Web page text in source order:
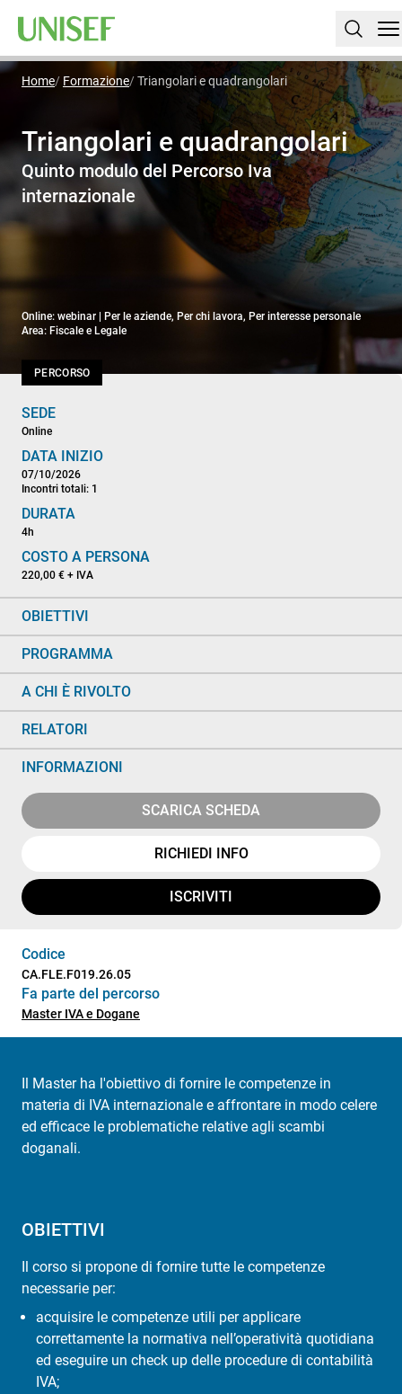
Home Formazione Triangolari e quadrangolari
Triangolari e quadrangolari
Quinto modulo del Percorso Iva
internazionale
Online: webinar | Per le aziende, Per chi lavora, Per interesse personale
Area: Fiscale e Legale
PERCORSO
SEDE
Online
DATA INIZIO
07/10/2026
Incontri totali: 1
DURATA
4h
COSTO A PERSONA
220,00 € + IVA
OBIETTIVI
PROGRAMMA
A CHI È RIVOLTO
RELATORI
INFORMAZIONI
SCARICA SCHEDA
RICHIEDI INFO
ISCRIVITI
Codice
CA.FLE.F019.26.05
Fa parte del percorso
Master IVA e Dogane
Il Master ha l'obiettivo di fornire le competenze in
materia di IVA internazionale e affrontare in modo celere
ed efficace le problematiche relative agli scambi
doganali.
OBIETTIVI
Il corso si propone di fornire tutte le competenze
necessarie per:
acquisire le competenze utili per applicare
correttamente la normativa nell’operatività quotidiana
ed eseguire un check up delle procedure di contabilità
IVA;